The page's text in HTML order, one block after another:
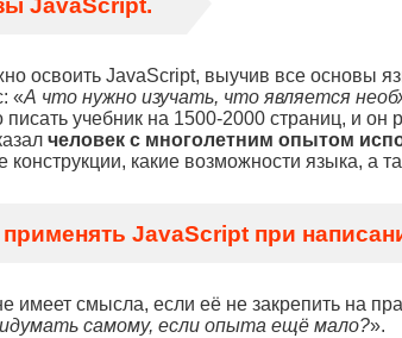
JavaScript.
освоить JavaScript, выучив все основы
«А что нужно изучать, что является
учебник на 1500-2000 страниц, и
человек с многолетним опытом
конструкции, какие возможности языка,
JavaScript при
имеет смысла, если её не закрепить на
самому, если опыта ещё мало?».